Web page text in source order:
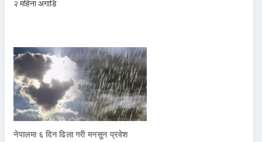
२ महिना अगाडि
नेपालमा ६ दिन ढिला गरी मनसुन प्रवेश